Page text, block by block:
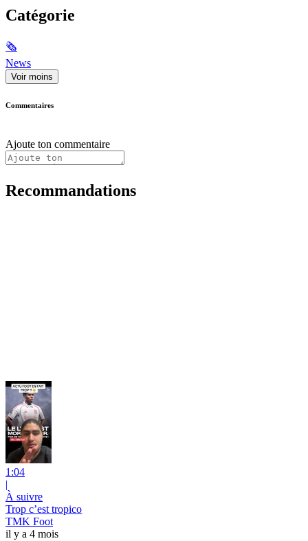
Catégorie
🗞
News
Voir moins
Commentaires
Ajoute ton commentaire
Recommandations
1:04
|
À suivre
Trop c’est tropico
TMK Foot
il y a 4 mois